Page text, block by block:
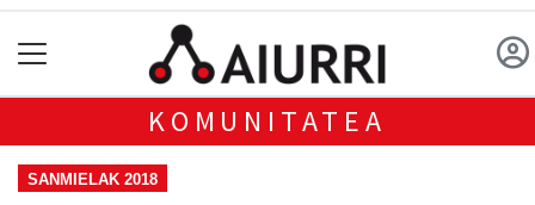
KOMUNITATEA
SANMIELAK 2018